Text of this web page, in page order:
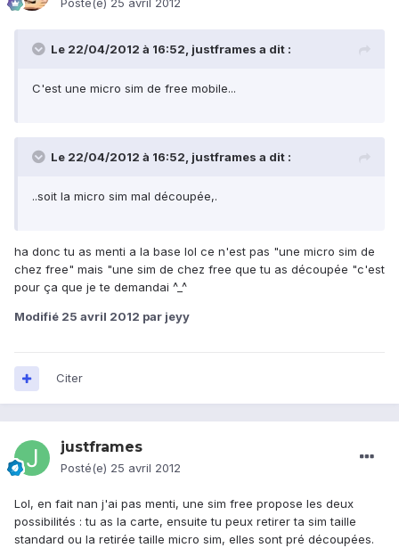
Posté(e) 25 avril 2012
Le 22/04/2012 à 16:52, justframes a dit :
C'est une micro sim de free mobile...
Le 22/04/2012 à 16:52, justframes a dit :
..soit la micro sim mal découpée,.
ha donc tu as menti a la base lol ce n'est pas "une micro sim de
chez free" mais "une sim de chez free que tu as découpée "c'est
pour ça que je te demandai ^_^
Modifié 25 avril 2012 par jeyy
Citer
justframes
Posté(e) 25 avril 2012
Lol, en fait nan j'ai pas menti, une sim free propose les deux
possibilités : tu as la carte, ensuite tu peux retirer ta sim taille
standard ou la retirée taille micro sim, elles sont pré découpées.